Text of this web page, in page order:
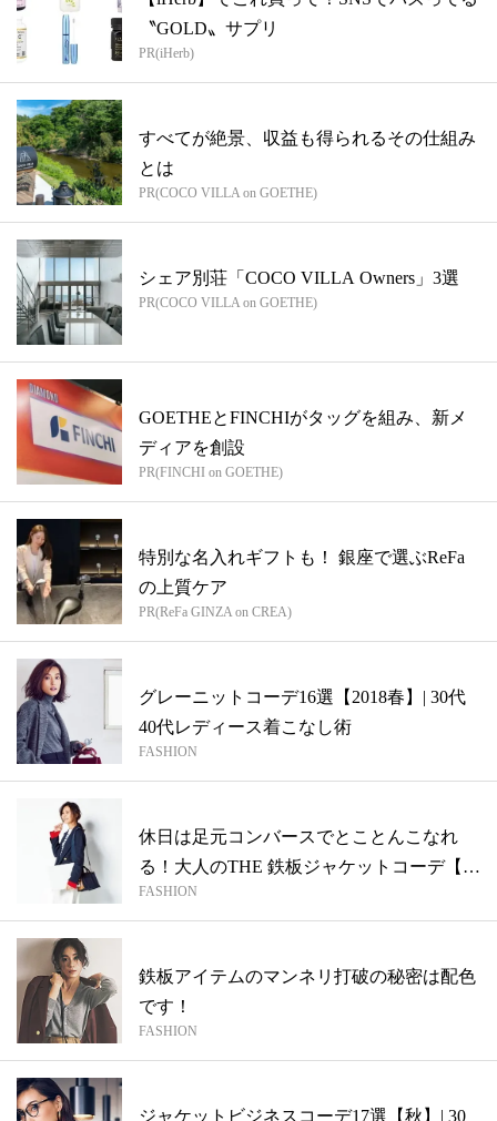
〝GOLD〟サプリ
PR(iHerb)
すべてが絶景、収益も得られるその仕組み
とは
PR(COCO VILLA on GOETHE)
シェア別荘「COCO VILLA Owners」3選
PR(COCO VILLA on GOETHE)
GOETHEとFINCHIがタッグを組み、新メ
ディアを創設
PR(FINCHI on GOETHE)
特別な名入れギフトも！ 銀座で選ぶReFa
の上質ケア
PR(ReFa GINZA on CREA)
グレーニットコーデ16選【2018春】| 30代
40代レディース着こなし術
FASHION
休日は足元コンバースでとことんこなれ
る！大人のTHE 鉄板ジャケットコーデ【明
日...
FASHION
鉄板アイテムのマンネリ打破の秘密は配色
です！
FASHION
ジャケットビジネスコーデ17選【秋】| 30